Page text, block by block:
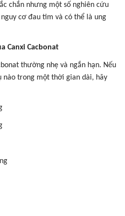
chắn nhưng một số nghiên cứu
cơ đau tim và có thể là ung
Canxi Cacbonat
thường nhẹ và ngắn hạn. Nếu
nào trong một thời gian dài, hãy